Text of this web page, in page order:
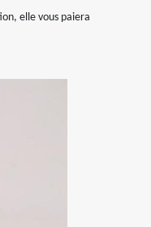
elle vous paiera